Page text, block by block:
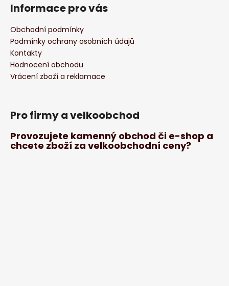
Informace pro vás
Obchodní podmínky
Podmínky ochrany osobních údajů
Kontakty
Hodnocení obchodu
Vrácení zboží a reklamace
Pro firmy a velkoobchod
Provozujete kamenný obchod či e-shop a
chcete zboží za velkoobchodní ceny?